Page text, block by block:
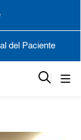
del Paciente